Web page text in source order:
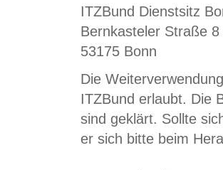
ITZBund Dienstsitz
Bernkasteler Straße 8
53175 Bonn
Die
ITZBund erlaubt. Die
sind geklärt. Sollte
er sich bitte beim